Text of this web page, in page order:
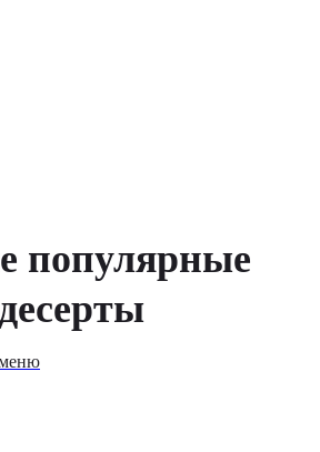
популярные